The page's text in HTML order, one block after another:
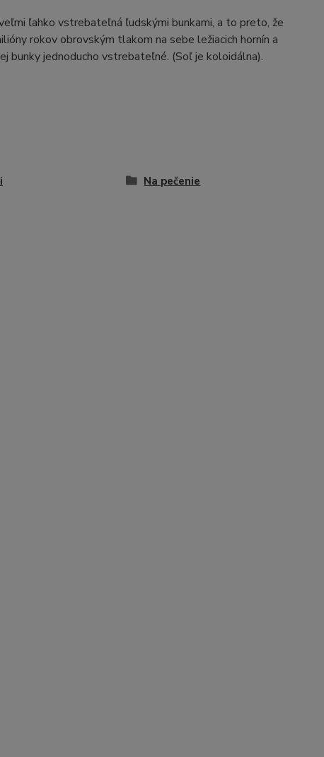
ľahko vstrebateľná ľudskými bunkami, a to preto, že
rokov obrovským tlakom na sebe ležiacich hornín a
jednoducho vstrebateľné. (Soľ je koloidálna).
Na pečenie